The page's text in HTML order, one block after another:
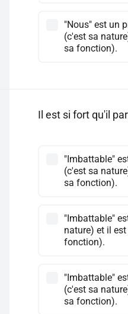
"Nous" est un
(c'est sa
sa fonction).
Il est si fort qu'il
"Imbattable"
(c'est sa
sa fonction).
"Imbattable"
nature) et il
fonction).
"Imbattable"
(c'est sa
sa fonction).